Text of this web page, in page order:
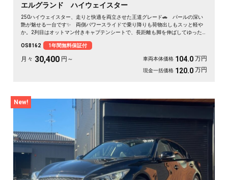
エルグランド ハイウェイスター
250ハイウェイスター、走りと快適を両立させた王道グレード🚗 パールの深い
艶が魅せる一台です✨ 両側パワースライドで乗り降りも荷物出しもスッと軽や
か。2列目はオットマン付きキャプテンシートで、長距離も脚を伸ばしてゆった
遠出も、休日のドライブも心地よい移動空間に👑 冬の夜道も明るいHIDで安心
の一台です《1年保証付》😎
OS8162 1年間無料保証付
月々 30,400 円～ 車両本体価格 104.0 万円
現金一括価格 120.0 万円
New!